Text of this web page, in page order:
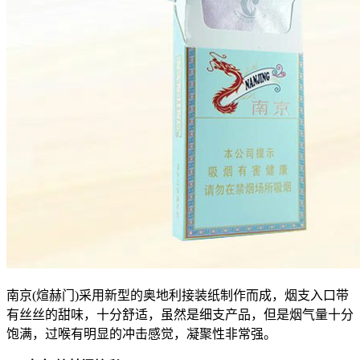
南京(煊赫门)采用新型的奥地利接装纸制作而成，烟支入口带
有丝丝的甜味，十分舒适，虽然是细支产品，但是烟气量十分
饱满，过喉有明显的冲击感觉，凝聚性非常强。